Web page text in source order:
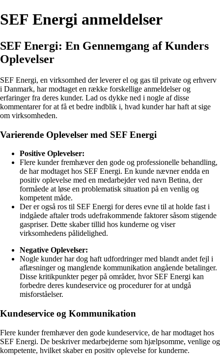
SEF Energi anmeldelser
SEF Energi: En Gennemgang af Kunders
Oplevelser
SEF Energi, en virksomhed der leverer el og gas til private og erhverv
i Danmark, har modtaget en række forskellige anmeldelser og
erfaringer fra deres kunder. Lad os dykke ned i nogle af disse
kommentarer for at få et bedre indblik i, hvad kunder har haft at sige
om virksomheden.
Varierende Oplevelser med SEF Energi
Positive Oplevelser:
Flere kunder fremhæver den gode og professionelle behandling,
de har modtaget hos SEF Energi. En kunde nævner endda en
positiv oplevelse med en medarbejder ved navn Betina, der
formåede at løse en problematisk situation på en venlig og
kompetent måde.
Der er også ros til SEF Energi for deres evne til at holde fast i
indgåede aftaler trods udefrakommende faktorer såsom stigende
gaspriser. Dette skaber tillid hos kunderne og viser
virksomhedens pålidelighed.
Negative Oplevelser:
Nogle kunder har dog haft udfordringer med blandt andet fejl i
aflæsninger og manglende kommunikation angående betalinger.
Disse kritikpunkter peger på områder, hvor SEF Energi kan
forbedre deres kundeservice og procedurer for at undgå
misforståelser.
Kundeservice og Kommunikation
Flere kunder fremhæver den gode kundeservice, de har modtaget hos
SEF Energi. De beskriver medarbejderne som hjælpsomme, venlige og
kompetente, hvilket skaber en positiv oplevelse for kunderne.